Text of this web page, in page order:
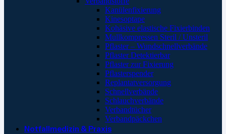
Kanülenfixierung
Kinesoptape
Kohäsive elastische Fixierbinden
Mullkompressen Steril / Unsteril
Pflaster – Wundschnellverbände
Pflaster Detektierbar
Pflaster zur Fixierung
Pflasterspender
Replantatversorgung
Schnellverbände
Schlauchverbände
Verbandtücher
Verbandpäckchen
Notfallmedizin & Praxis